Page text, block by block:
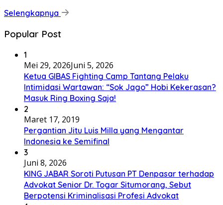
Selengkapnya
Popular Post
1
Mei 29, 2026Juni 5, 2026
Ketua GIBAS Fighting Camp Tantang Pelaku
Intimidasi Wartawan: “Sok Jago” Hobi Kekerasan?
Masuk Ring Boxing Saja!
2
Maret 17, 2019
Pergantian Jitu Luis Milla yang Mengantar
Indonesia ke Semifinal
3
Juni 8, 2026
KING JABAR Soroti Putusan PT Denpasar terhadap
Advokat Senior Dr. Togar Situmorang, Sebut
Berpotensi Kriminalisasi Profesi Advokat